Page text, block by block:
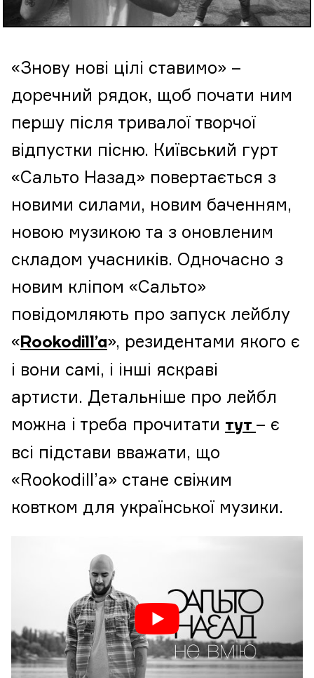
«Знову нові цілі ставимо» –
доречний рядок, щоб почати ним
першу після тривалої творчої
відпустки пісню. Київський гурт
«Сальто Назад» повертається з
новими силами, новим баченням,
новою музикою та з оновленим
складом учасників. Одночасно з
новим кліпом «Сальто»
повідомляють про запуск лейблу
«Rookodill’a», резидентами якого є
і вони самі, і інші яскраві
артисти. Детальніше про лейбл
можна і треба прочитати тут – є
всі підстави вважати, що
«Rookodill’a» стане свіжим
ковтком для української музики.